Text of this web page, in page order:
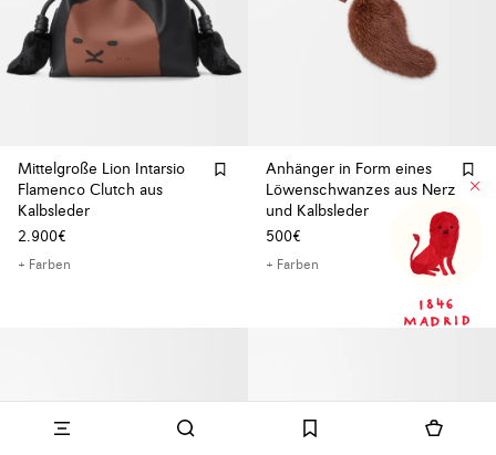
Mittelgroße Lion Intarsio
Flamenco Clutch aus
Kalbsleder
2.900€
+ Farben
Anhänger in Form eines
Löwenschwanzes aus Nerz
und Kalbsleder
500€
+ Farben